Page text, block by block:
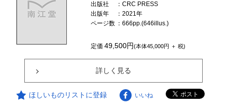
出版社
：CRC PRESS
出版年
：2021年
ページ数 ：666pp.(646illus.)
定価49,500円(本体45,000円 ＋ 税)
詳しく見る
ほしいものリストに登録 いいね